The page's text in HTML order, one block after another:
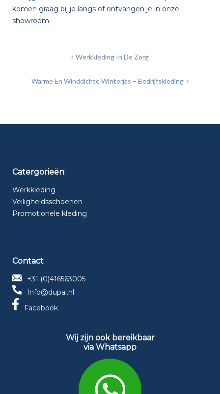
komen graag bij je langs of ontvangen je in onze
showroom.
Bericht
navigatie
Werkkleding In De Zorg
Warme En Winddichte Winterjas – Bedrijfskleding
Catergorieën
Werkkleding
Veiligheidsschoenen
Promotionele kleding
Contact
+31 (0)416563005
Info@dupal.nl
Facebook
Wij zijn ook bereikbaar
via Whatsapp